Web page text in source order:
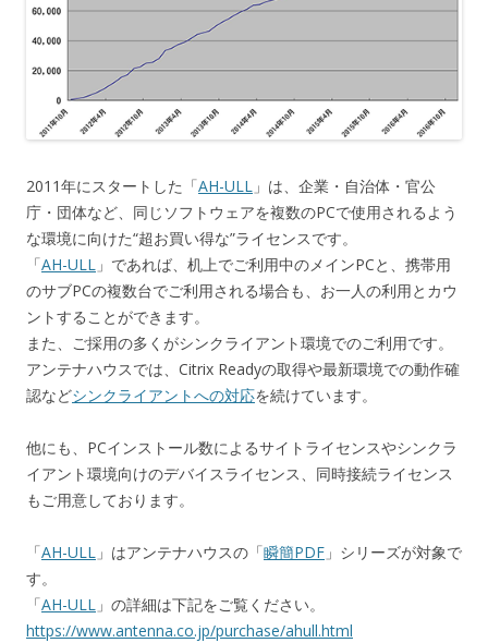
2011年にスタートした「AH-ULL 」は、企業・自治体・官公
庁・団体など、同じソフトウェアを複数のPCで使用されるよう
な環境に向けた“超お買い得な”ライセンスです。
「AH-ULL 」であれば、机上でご利用中のメインPCと、携帯用
のサブPCの複数台でご利用される場合も、お一人の利用とカウ
ントすることができます。
また、ご採用の多くがシンクライアント環境でのご利用です。
アンテナハウスでは、Citrix Readyの取得や最新環境での動作確
認などシンクライアントへの対応を続けています。
他にも、PCインストール数によるサイトライセンスやシンクラ
イアント環境向けのデバイスライセンス、同時接続ライセンス
もご用意しております。
「AH-ULL 」はアンテナハウスの「瞬簡PDF 」シリーズが対象で
す。
「AH-ULL 」の詳細は下記をご覧ください。
https://www.antenna.co.jp/purchase/ahull.html